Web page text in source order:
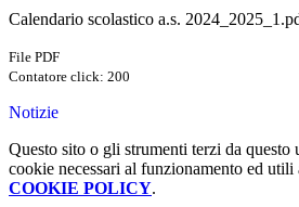
Calendario scolastico a.s.
File PDF
Contatore click: 200
Notizie
Questo sito o gli strumenti terzi da
cookie necessari al funzionamento ed
COOKIE POLICY.